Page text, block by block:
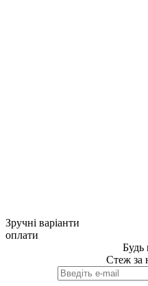
Зручні варіанти
оплати
Будь
Стеж за